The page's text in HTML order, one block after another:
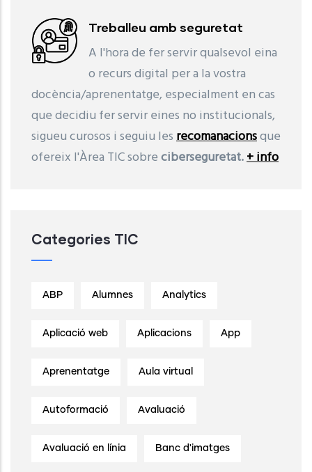
Treballeu amb seguretat
A l'hora de fer servir qualsevol eina
o recurs digital per a la vostra
docència/aprenentatge, especialment en cas
que decidiu fer servir eines no institucionals,
sigueu curosos i seguiu lesrecomanacionsque
ofereix l'Àrea TIC sobreciberseguretat.+ info
Categories TIC
ABP Alumnes Analytics
Aplicació web Aplicacions App
Aprenentatge Aula virtual
Autoformació Avaluació
Avaluació en línia Banc d'imatges